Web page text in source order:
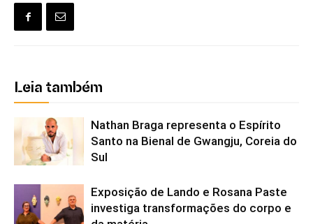
Leia também
Nathan Braga representa o Espírito
Santo na Bienal de Gwangju, Coreia do
Sul
Exposição de Lando e Rosana Paste
investiga transformações do corpo e